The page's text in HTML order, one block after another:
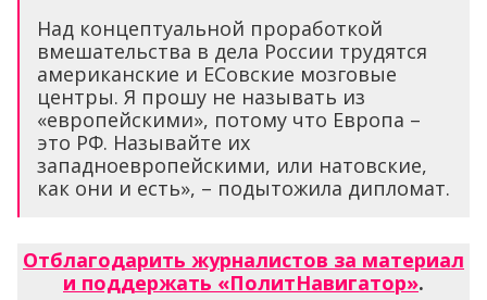
Над концептуальной проработкой
вмешательства в дела России трудятся
американские и ЕСовские мозговые
центры. Я прошу не называть из
«европейскими», потому что Европа –
это РФ. Называйте их
западноевропейскими, или натовские,
как они и есть», – подытожила дипломат.
Отблагодарить журналистов за материал
и поддержать «ПолитНавигатор».